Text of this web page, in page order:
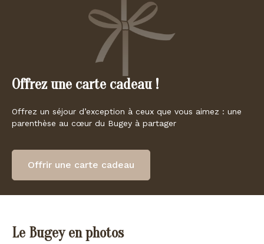
Offrez une carte cadeau !
Offrez un séjour d’exception à ceux que vous aimez : une
parenthèse au cœur du Bugey à partager
Offrir une carte cadeau
Le Bugey en photos